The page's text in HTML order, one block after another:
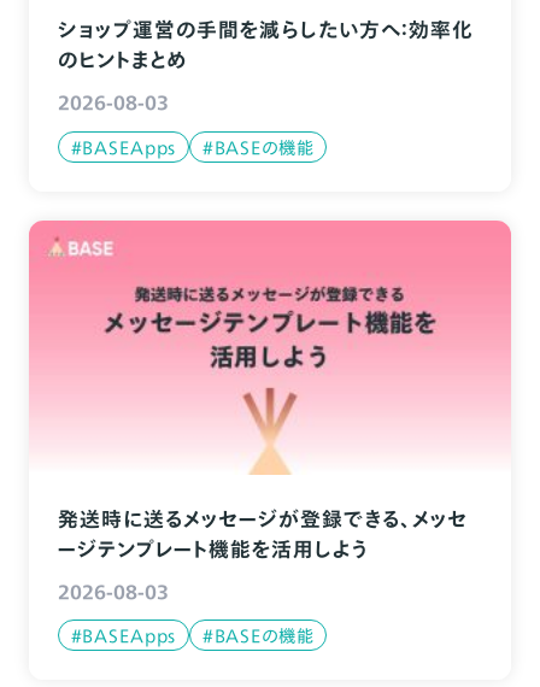
ショップ運営の手間を減らしたい方へ：効率化
のヒントまとめ
2026-08-03
#BASEApps #BASEの機能
発送時に送るメッセージが登録できる、メッセ
ージテンプレート機能を活用しよう
2026-08-03
#BASEApps #BASEの機能